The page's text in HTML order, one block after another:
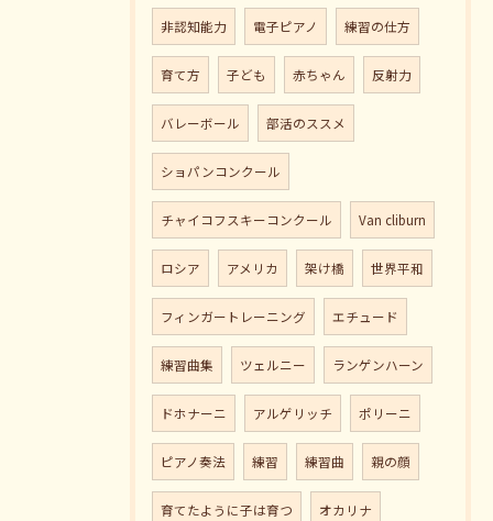
非認知能力 電子ピアノ 練習の仕方
育て方 子ども 赤ちゃん 反射力
バレーボール 部活のススメ
ショパンコンクール
チャイコフスキーコンクール Van cliburn
ロシア アメリカ 架け橋 世界平和
フィンガートレーニング エチュード
練習曲集 ツェルニー ランゲンハーン
ドホナーニ アルゲリッチ ポリーニ
ピアノ奏法 練習 練習曲 親の顔
育てたように子は育つ オカリナ